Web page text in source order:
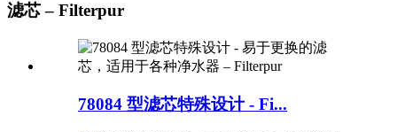
滤芯 – Filterpur
78084 型滤芯特殊设计 - Fi...